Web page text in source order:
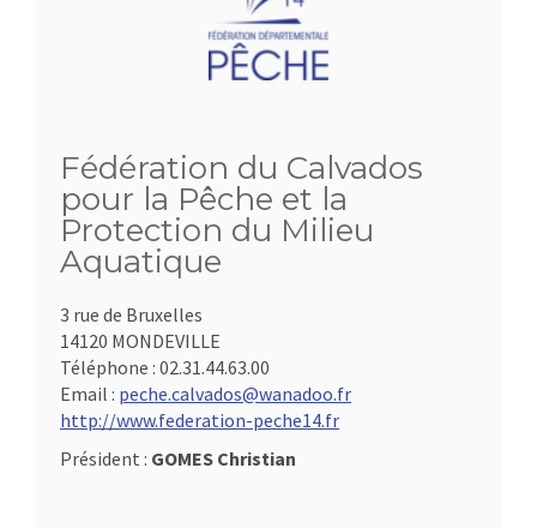
Fédération du Calvados
pour la Pêche et la
Protection du Milieu
Aquatique
3 rue de Bruxelles
14120 MONDEVILLE
Téléphone : 02.31.44.63.00
Email : peche.calvados@wanadoo.fr
http://www.federation-peche14.fr
Président : GOMES Christian